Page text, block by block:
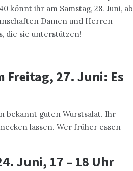
könnt ihr am Samstag, 28. Juni, ab
Damen und Herren
die sie unterstützen!
27. Juni: Es
bekannt guten Wurstsalat. Ihr
lassen. Wer früher essen
Juni, 17 – 18 Uhr